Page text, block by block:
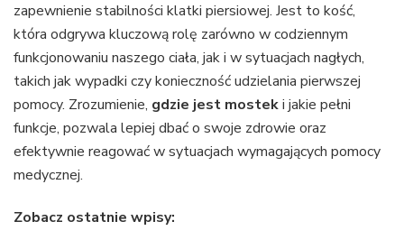
zapewnienie stabilności klatki piersiowej. Jest to kość,
która odgrywa kluczową rolę zarówno w codziennym
funkcjonowaniu naszego ciała, jak i w sytuacjach nagłych,
takich jak wypadki czy konieczność udzielania pierwszej
pomocy. Zrozumienie, gdzie jest mosteki jakie pełni
funkcje, pozwala lepiej dbać o swoje zdrowie oraz
efektywnie reagować w sytuacjach wymagających pomocy
medycznej.
Zobacz ostatnie wpisy: